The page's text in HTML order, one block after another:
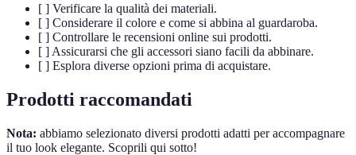
[ ] Verificare la qualità dei materiali.
[ ] Considerare il colore e come si abbina al guardaroba.
[ ] Controllare le recensioni online sui prodotti.
[ ] Assicurarsi che gli accessori siano facili da abbinare.
[ ] Esplora diverse opzioni prima di acquistare.
Prodotti raccomandati
Nota: abbiamo selezionato diversi prodotti adatti per accompagnare
il tuo look elegante. Scoprili qui sotto!